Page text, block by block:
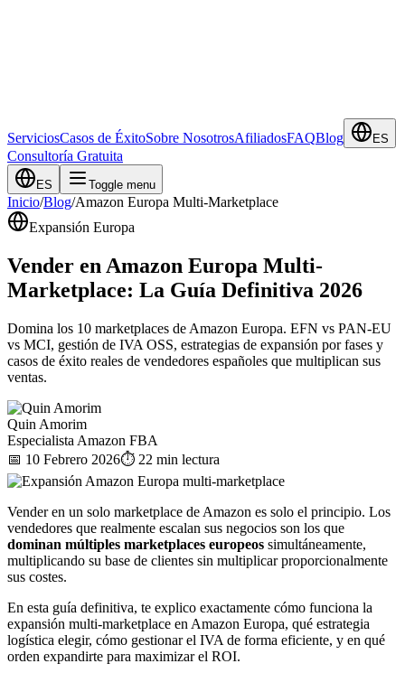
ServiciosCasos de ÉxitoSobre NosotrosAfiliadosFAQBlog ES
Consultoría Gratuita
ES Toggle menu
Inicio/Blog/Amazon Europa Multi-Marketplace
Expansión Europa
Vender en Amazon Europa Multi-
Marketplace: La Guía Definitiva 2026
Domina los 10 marketplaces de Amazon Europa. EFN vs PAN-EU
vs MCI, gestión de IVA OSS, estrategias de expansión por fases y
casos de éxito reales de vendedores españoles que multiplican sus
ventas.
Quin Amorim
Especialista Amazon FBA
📅 10 Febrero 2026⏱️ 22 min lectura
Vender en un solo marketplace de Amazon es solo el principio. Los
vendedores que realmente escalan sus negocios son los que
dominan múltiples marketplaces europeos simultáneamente,
multiplicando su base de clientes sin multiplicar proporcionalmente
sus costes.
En esta guía definitiva, te explico exactamente cómo funciona la
expansión multi-marketplace en Amazon Europa, qué estrategia
logística elegir, cómo gestionar el IVA de forma eficiente, y en qué
orden expandirte para maximizar el ROI.